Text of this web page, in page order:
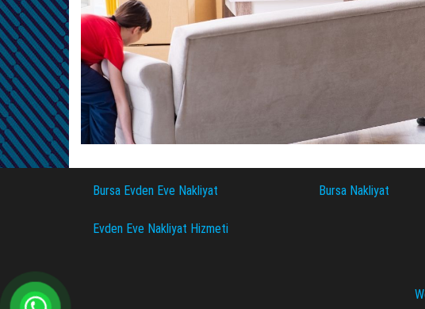
Bursa Evden Eve Nakliyat Bursa Nakliyat
Evden Eve Nakliyat Hizmeti